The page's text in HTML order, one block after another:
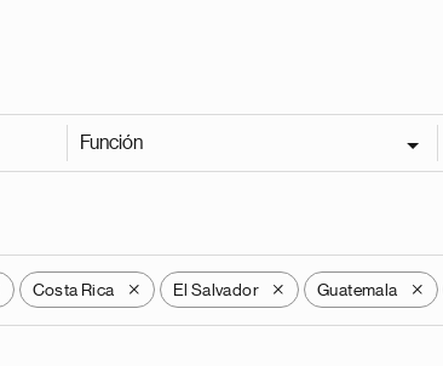
Función
Costa Rica X El Salvador X Guatemala X